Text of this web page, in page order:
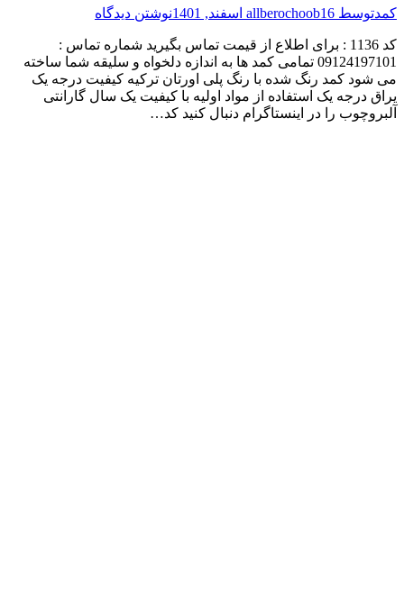
کمدتوسط allberochoob16 اسفند, 1401 نوشتن دیدگاه
کد 1136 : برای اطلاع از قیمت تماس بگیرید شماره تماس :
09124197101 تمامی کمد ها به اندازه دلخواه و سلیقه شما ساخته
می شود کمد رنگ شده با رنگ پلی اورتان ترکیه کیفیت درجه یک
یراق درجه یک استفاده از مواد اولیه با کیفیت یک سال گارانتی
آلبروچوب را در اینستاگرام دنبال کنید کد…